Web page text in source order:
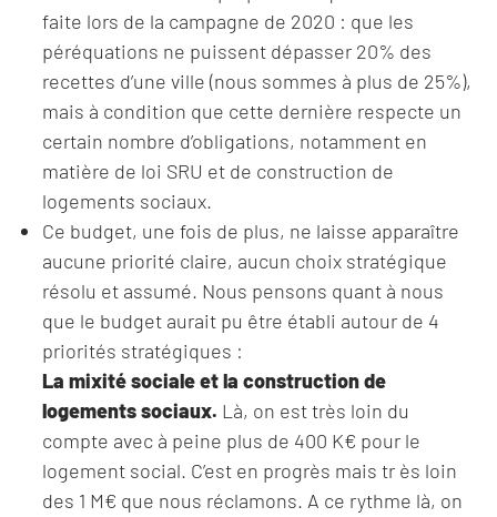
faite lors de la campagne de 2020 : que les
péréquations ne puissent dépasser 20% des
recettes d’une ville (nous sommes à plus de 25%),
mais à condition que cette dernière respecte un
certain nombre d’obligations, notamment en
matière de loi SRU et de construction de
logements sociaux.
Ce budget, une fois de plus, ne laisse apparaître
aucune priorité claire, aucun choix stratégique
résolu et assumé. Nous pensons quant à nous
que le budget aurait pu être établi autour de 4
priorités stratégiques :
La mixité sociale et la construction de
logements sociaux. Là, on est très loin du
compte avec à peine plus de 400 K€ pour le
logement social. C’est en progrès mais tr ès loin
des 1 M€ que nous réclamons. A ce rythme là, on